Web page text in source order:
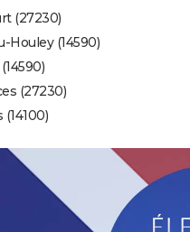
(27230)
Houley (14590)
(27230)
(14100)